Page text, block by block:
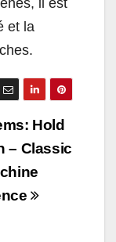
il est
et la
Hold
– Classic